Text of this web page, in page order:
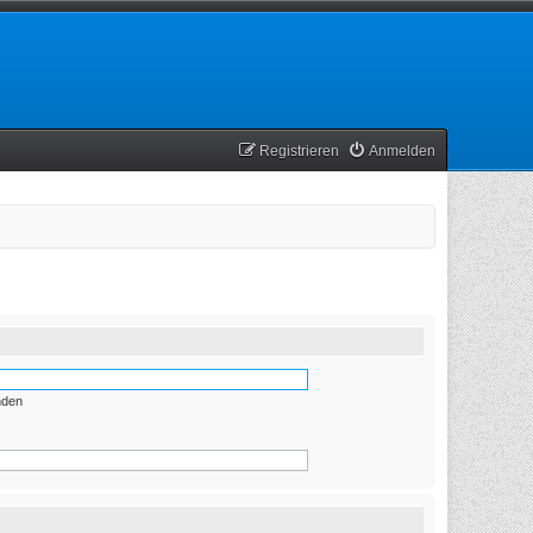
Anmelden
Registrieren